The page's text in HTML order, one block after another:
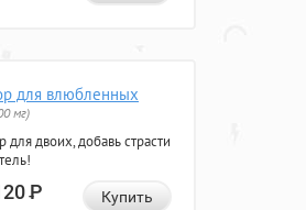
для влюбленных
мг)
для двоих, добавь страсти
Р Купить